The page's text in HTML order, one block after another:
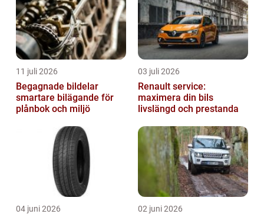
11 juli 2026
Begagnade bildelar
smartare bilägande för
plånbok och miljö
03 juli 2026
Renault service:
maximera din bils
livslängd och prestanda
04 juni 2026 02 juni 2026